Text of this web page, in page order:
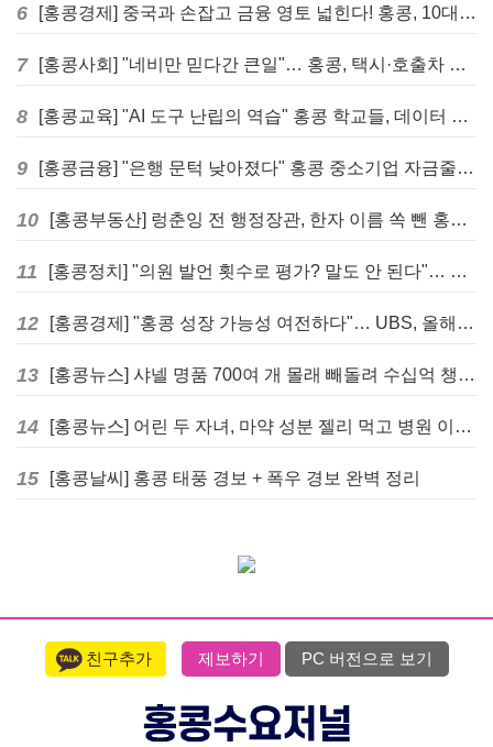
6 [홍콩경제] 중국과 손잡고 금융 영토 넓힌다! 홍콩, 10대 신규 정책 발표
7 [홍콩사회] "네비만 믿다간 큰일"… 홍콩, 택시·호출차 통합 시험 도입하며 규제 본격화
8 [홍콩교육] "AI 도구 난립의 역습" 홍콩 학교들, 데이터 고립에 교육 효과 평가 비상
9 [홍콩금융] "은행 문턱 낮아졌다" 홍콩 중소기업 자금줄 숨통 트이나… HKMA "2분기 신용 조건 안정적"
10 [홍콩부동산] 렁춘잉 전 행정장관, 한자 이름 쏙 뺀 홍콩 고급 아파트 단지들에 쓴소리
11 [홍콩정치] "의원 발언 횟수로 평가? 말도 안 된다"… 홍콩 입법회 의장의 일침
12 [홍콩경제] "홍콩 성장 가능성 여전하다"… UBS, 올해 홍콩 GDP 성장률 전망치 4.5%로 대폭 상향
13 [홍콩뉴스] 샤넬 명품 700여 개 몰래 빼돌려 수십억 챙긴 직원 4년~7년형 선고
14 [홍콩뉴스] 어린 두 자녀, 마약 성분 젤리 먹고 병원 이송… 어머니와 친척 체포
15 [홍콩날씨] 홍콩 태풍 경보 + 폭우 경보 완벽 정리
친구추가 제보하기 PC 버전으로 보기